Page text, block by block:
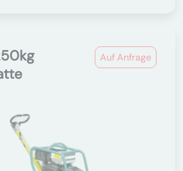
Auf Anfrage